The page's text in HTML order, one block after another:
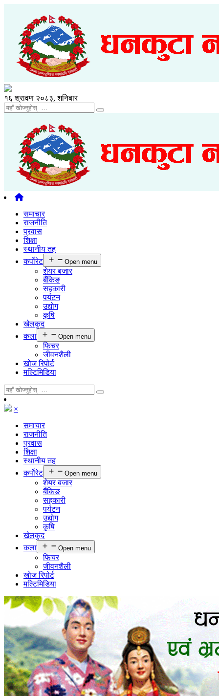
१६ श्रावण २०८३, शनिबार
समाचार
राजनीति
प्रवास
शिक्षा
स्थानीय तह
कर्पाेरेट
Open menu
शेयर बजार
बैंकिङ
सहकारी
पर्यटन
उद्योग
कृषि
खेलकुद
कला
Open menu
फिचर
जीवनशैली
खोज रिपोर्ट
मल्टिमिडिया
×
समाचार
राजनीति
प्रवास
शिक्षा
स्थानीय तह
कर्पाेरेट
Open menu
शेयर बजार
बैंकिङ
सहकारी
पर्यटन
उद्योग
कृषि
खेलकुद
कला
Open menu
फिचर
जीवनशैली
खोज रिपोर्ट
मल्टिमिडिया